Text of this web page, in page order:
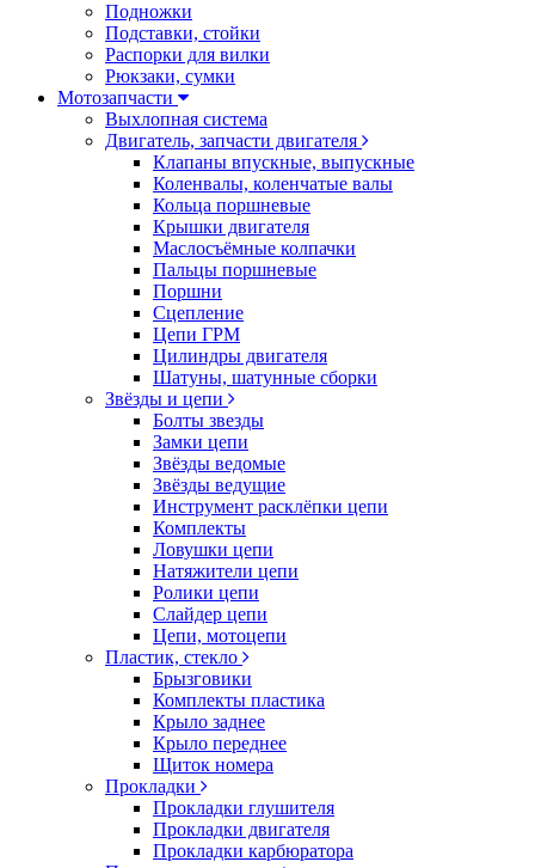
Подножки
Подставки, стойки
Распорки для вилки
Рюкзаки, сумки
Мотозапчасти
Выхлопная система
Двигатель, запчасти двигателя
Клапаны впускные, выпускные
Коленвалы, коленчатые валы
Кольца поршневые
Крышки двигателя
Маслосъёмные колпачки
Пальцы поршневые
Поршни
Сцепление
Цепи ГРМ
Цилиндры двигателя
Шатуны, шатунные сборки
Звёзды и цепи
Болты звезды
Замки цепи
Звёзды ведомые
Звёзды ведущие
Инструмент расклёпки цепи
Комплекты
Ловушки цепи
Натяжители цепи
Ролики цепи
Слайдер цепи
Цепи, мотоцепи
Пластик, стекло
Брызговики
Комплекты пластика
Крыло заднее
Крыло переднее
Щиток номера
Прокладки
Прокладки глушителя
Прокладки двигателя
Прокладки карбюратора